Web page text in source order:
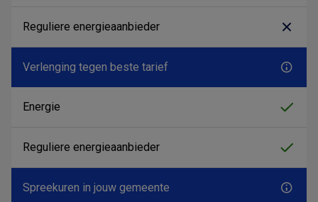
Verlenging tegen beste tarief
Spreekuren in jouw gemeente